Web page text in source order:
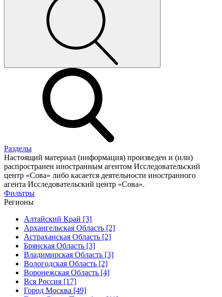
Разделы
Настоящий материал (информация) произведен и (или)
распространен иностранным агентом Исследовательский
центр «Сова» либо касается деятельности иностранного
агента Исследовательский центр «Сова».
Фильтры
Регионы
Алтайский Край [3]
Архангельская Область [2]
Астраханская Область [2]
Брянская Область [3]
Владимирская Область [3]
Вологодская Область [2]
Воронежская Область [4]
Вся Россия [17]
Город Москва [49]